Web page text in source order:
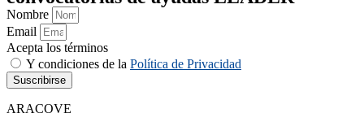
Nombre
Email
Acepta los términos
Y condiciones de la Política de Privacidad
Suscribirse
ARACOVE